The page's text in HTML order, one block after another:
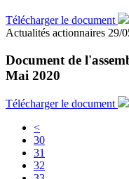
Télécharger le document
Actualités actionnaires 29/
Document de
Mai 2020
Télécharger le document
<
30
31
32